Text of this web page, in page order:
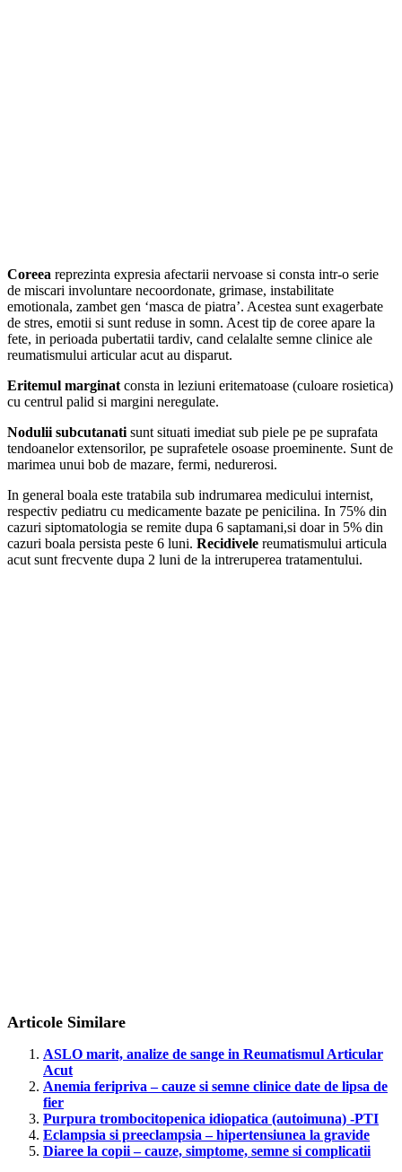
Coreea reprezinta expresia afectarii nervoase si consta intr-o serie
de miscari involuntare necoordonate, grimase, instabilitate
emotionala, zambet gen ‘masca de piatra’. Acestea sunt exagerbate
de stres, emotii si sunt reduse in somn. Acest tip de coree apare la
fete, in perioada pubertatii tardiv, cand celalalte semne clinice ale
reumatismului articular acut au disparut.
Eritemul marginatconsta in leziuni eritematoase (culoare rosietica)
cu centrul palid si margini neregulate.
Nodulii subcutanatisunt situati imediat sub piele pe pe suprafata
tendoanelor extensorilor, pe suprafetele osoase proeminente. Sunt de
marimea unui bob de mazare, fermi, nedurerosi.
In general boala este tratabila sub indrumarea medicului internist,
respectiv pediatru cu medicamente bazate pe penicilina. In 75% din
cazuri siptomatologia se remite dupa 6 saptamani,si doar in 5% din
cazuri boala persista peste 6 luni. Recidivele reumatismului articula
acut sunt frecvente dupa 2 luni de la intreruperea tratamentului.
Articole Similare
ASLO marit, analize de sange in Reumatismul Articular
Acut
Anemia feripriva – cauze si semne clinice date de lipsa de
fier
Purpura trombocitopenica idiopatica (autoimuna) -PTI
Eclampsia si preeclampsia – hipertensiunea la gravide
Diaree la copii – cauze, simptome, semne si complicatii